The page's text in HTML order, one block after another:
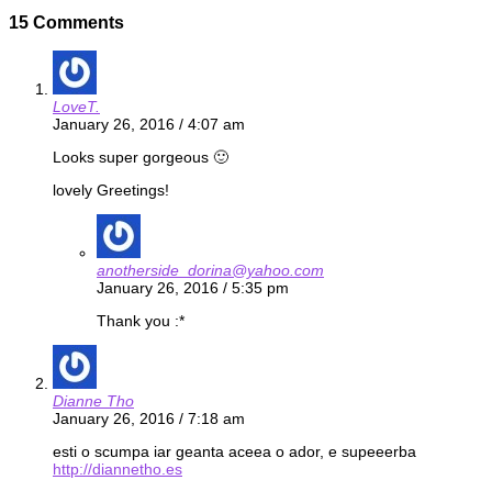
15 Comments
LoveT.
January 26, 2016 / 4:07 am
Looks super gorgeous 🙂
lovely Greetings!
anotherside_dorina@yahoo.com
January 26, 2016 / 5:35 pm
Thank you :*
Dianne Tho
January 26, 2016 / 7:18 am
esti o scumpa iar geanta aceea o ador, e supeeerba
http://diannetho.es